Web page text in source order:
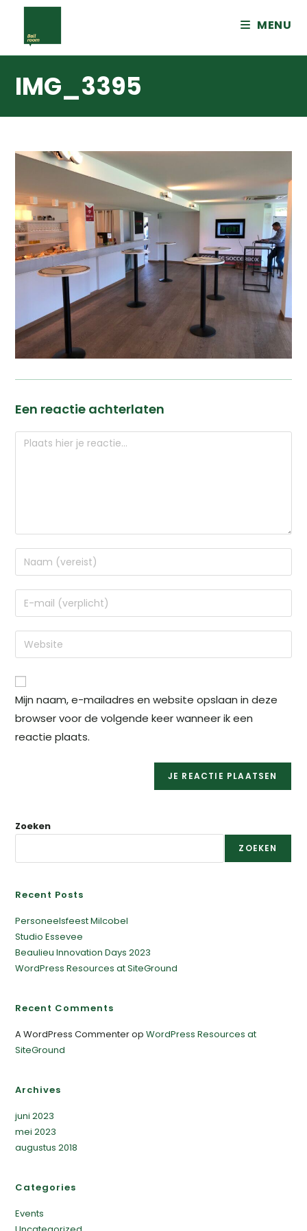
MENU
IMG_3395
Een reactie achterlaten
Mijn naam, e-mailadres en website opslaan in deze
browser voor de volgende keer wanneer ik een
reactie plaats.
Zoeken
ZOEKEN
Recent Posts
Personeelsfeest Milcobel
Studio Essevee
Beaulieu Innovation Days 2023
WordPress Resources at SiteGround
Recent Comments
A WordPress CommenteropWordPress Resources at
SiteGround
Archives
juni 2023
mei 2023
augustus 2018
Categories
Events